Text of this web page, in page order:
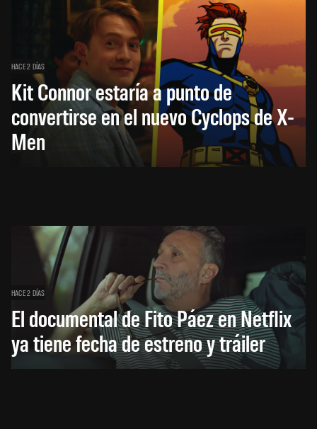
HACE 2 DÍAS
Kit Connor estaría a punto de
convertirse en el nuevo Cyclops de X-
Men
HACE 2 DÍAS
El documental de Fito Páez en Netflix
ya tiene fecha de estreno y tráiler